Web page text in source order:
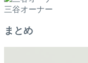
三谷オーナー
まとめ